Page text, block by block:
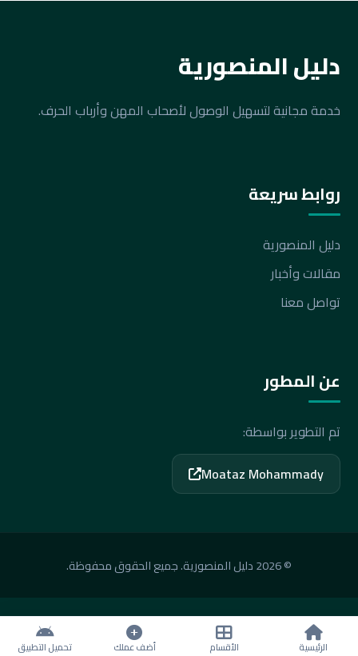
دليل المنصورية
خدمة مجانية لتسهيل الوصول لأصحاب المهن وأرباب الحرف.
روابط سريعة
دليل المنصورية
مقالات وأخبار
تواصل معنا
عن المطور
تم التطوير بواسطة:
Moataz Mohammady
© 2026 دليل المنصورية. جميع الحقوق محفوظة.
الرئيسية الأقسام أضف عملك تحميل التطبيق